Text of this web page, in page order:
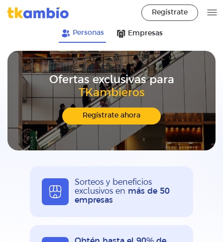
Regístrate
Personas Empresas
Ofertas exclusivas para
TKambieros
Regístrate ahora
Sorteos y beneficios
exclusivos en más de 50
empresas